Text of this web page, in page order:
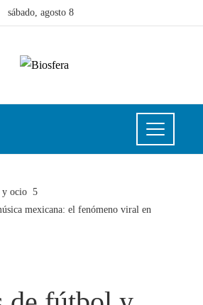
sábado, agosto 8
y ocio
mexicana: el fenómeno viral en